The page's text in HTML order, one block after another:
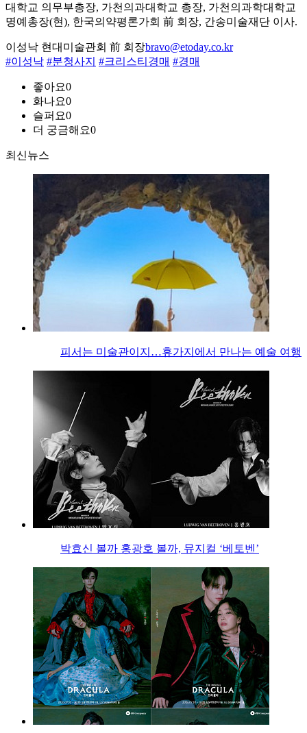
대학교 의무부총장, 가천의과대학교 총장, 가천의과학대학교
명예총장(현), 한국의약평론가회 前 회장, 간송미술재단 이사.
이성낙 현대미술관회 前 회장bravo@etoday.co.kr
#이성낙 #분청사지 #크리스티경매 #경매
좋아요0
화나요0
슬퍼요0
더 궁금해요0
최신뉴스
피서는 미술관이지…휴가지에서 만나는 예술 여행
박효신 볼까 홍광호 볼까, 뮤지컬 ‘베토벤’